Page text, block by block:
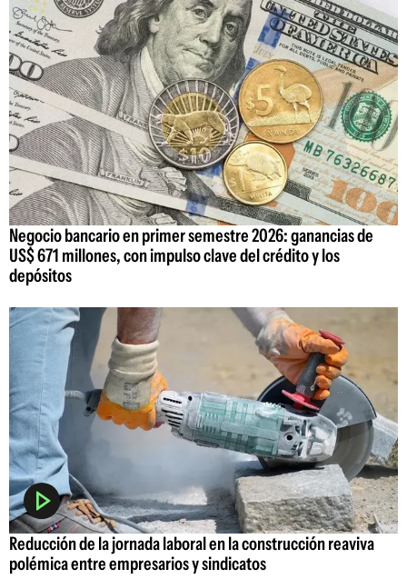
Negocio bancario en primer semestre 2026: ganancias de
US$ 671 millones, con impulso clave del crédito y los
depósitos
Reducción de la jornada laboral en la construcción reaviva
polémica entre empresarios y sindicatos